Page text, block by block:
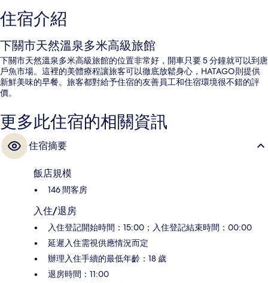
住宿介紹
下關市天然溫泉多米高級旅館
下關市天然溫泉多米高級旅館的位置非常好，開車只要 5 分鐘就可以到唐
戶魚市場。這裡的美體療程讓旅客可以徹底放鬆身心，HATAGO則提供
新鮮美味的早餐。旅客都對給予住宿的友善員工和住宿環境很不錯的評
價。
更多此住宿的相關資訊
住宿摘要
飯店規模
146 間客房
入住/退房
入住登記開始時間：15:00；入住登記結束時間：00:00
延遲入住需視供應情況而定
辦理入住手續的最低年齡：18 歲
退房時間：11:00